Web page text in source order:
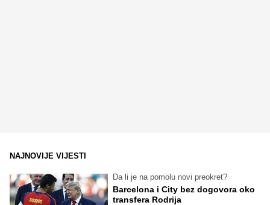
NAJNOVIJE VIJESTI
Da li je na pomolu novi preokret?
Barcelona i City bez dogovora oko
transfera Rodrija